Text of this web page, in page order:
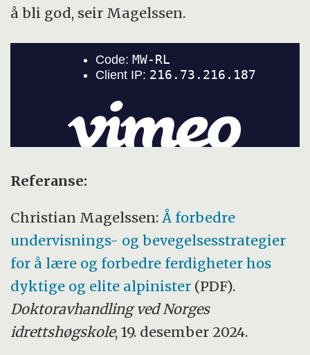
å bli god, seir Magelssen.
Referanse:
Christian Magelssen:Å forbedre
undervisnings- og bevegelsesstrategier
for å lære og forbedre ferdigheter hos
dyktige og elite alpinister (PDF).
Doktoravhandling ved Norges
idrettshøgskole, 19. desember 2024.